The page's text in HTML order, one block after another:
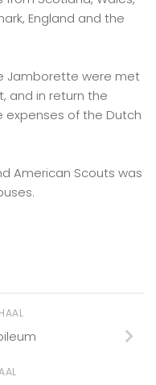
England and the
Jamborette were met
and in return the
expenses of the Dutch
American Scouts was